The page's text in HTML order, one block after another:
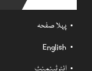
پہلا صفحہ
English